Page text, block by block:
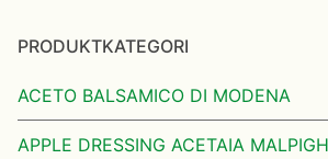
PRODUKTKATEGORI
ACETO BALSAMICO DI MODENA
APPLE DRESSING ACETAIA